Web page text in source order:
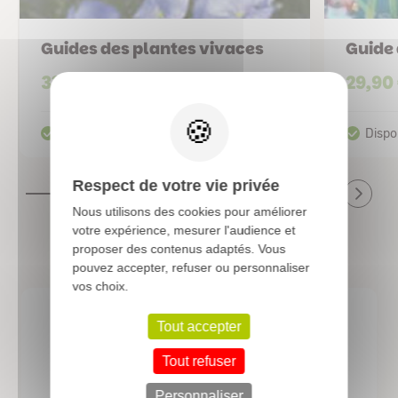
Guides des plantes vivaces
33,90 €
4.8/5
based on4520reviews
Respect de votre vie privée
Nous utilisons des cookies pour améliorer
votre expérience, mesurer l'audience et
proposer des contenus adaptés. Vous
pouvez accepter, refuser ou personnaliser
vos choix.
Tout accepter
Tout refuser